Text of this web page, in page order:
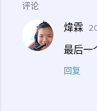
评论
煒霖
最后一
回复